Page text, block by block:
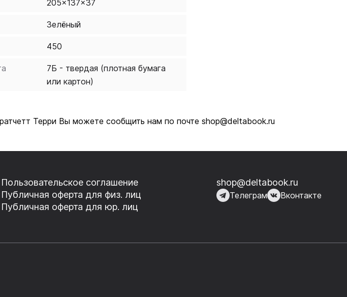
205x137x37
Зелёный
450
7Б - твердая (плотная бумага
или картон)
Терри Вы можете сообщить нам по почте shop@deltabook.ru
Пользовательское соглашение
Публичная оферта для физ. лиц
Публичная оферта для юр. лиц
shop@deltabook.ru
Телеграм Вконтакте